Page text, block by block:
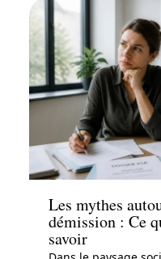
Actu
Les mythes
démission : Ce
savoir